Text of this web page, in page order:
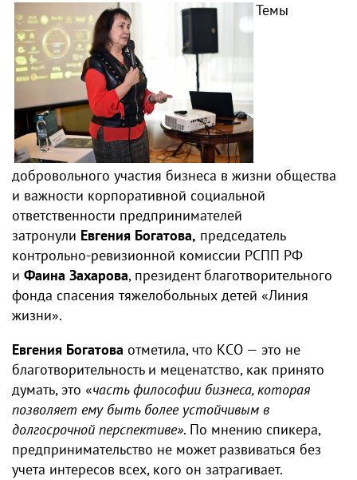
Темы
добровольного участия бизнеса в жизни общества
и важности корпоративной социальной
ответственности предпринимателей
затронули Евгения Богатова, председатель
контрольно-ревизионной комиссии РСПП РФ
и Фаина Захарова, президент благотворительного
фонда спасения тяжелобольных детей «Линия
жизни».
Евгения Богатова отметила, что КСО — это не
благотворительность и меценатство, как принято
думать, это «часть философии бизнеса, которая
позволяет ему быть более устойчивым в
долгосрочной перспективе». По мнению спикера,
предпринимательство не может развиваться без
учета интересов всех, кого он затрагивает.